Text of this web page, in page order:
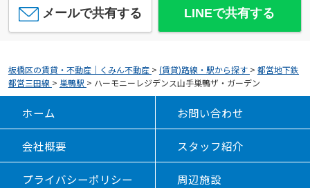
メールで共有する LINEで共有する
板橋区の賃貸・不動産｜くみん不動産 > (賃貸)路線・駅から探す > 都営地下鉄
都営三田線 > 巣鴨駅 > ハーモニーレジデンス山手巣鴨ザ・ガーデン
ホーム お問い合わせ
会社概要 スタッフ紹介
プライバシーポリシー 周辺施設